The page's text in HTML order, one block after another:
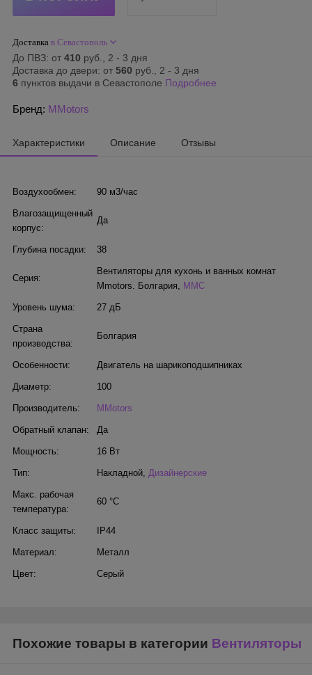
Доставка в Севастополь
До ПВЗ: от 410 руб., 2 - 3 дня
Доставка до двери: от 560 руб., 2 - 3 дня
6 пунктов выдачи в Севастополе Подробнее
Бренд: MMotors
Характеристики Описание Отзывы
Воздухообмен: 90 м3/час
Влагозащищенный
корпус:
Да
Глубина посадки: 38
Серия:
Вентиляторы для кухонь и ванных комнат
Mmotors. Болгария, MMC
Уровень шума: 27 дБ
Страна
производства:
Болгария
Особенности: Двигатель на шарикоподшипниках
Диаметр: 100
Производитель: MMotors
Обратный клапан: Да
Мощность: 16 Вт
Тип: Накладной, Дизайнерские
Макс. рабочая
температура:
60 °С
Класс защиты: IP44
Материал: Металл
Цвет: Серый
Похожие товары в категории Вентиляторы